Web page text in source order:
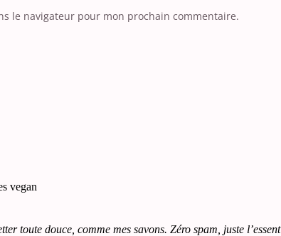
le navigateur pour mon prochain commentaire.
toute douce, comme mes savons. Zéro spam, juste